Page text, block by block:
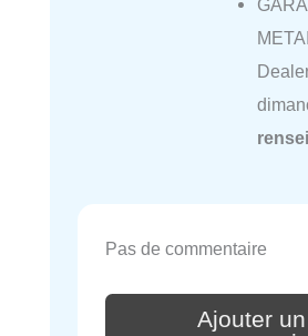
Pas de commentaire
Ajouter un